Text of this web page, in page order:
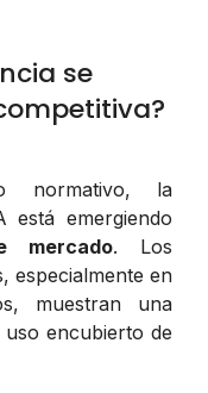
se
normativo, la
emergiendo
mercado. Los
especialmente en
muestran una
encubierto de